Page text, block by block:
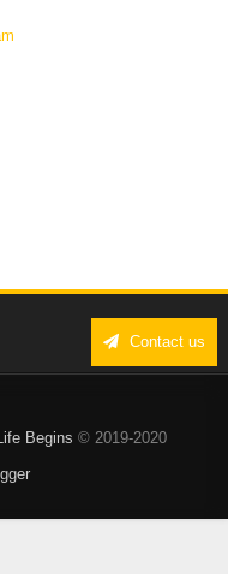
Contact us
Begins © 2019-2020